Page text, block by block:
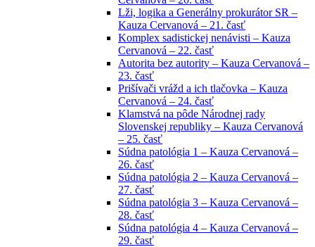
Lži, logika a Generálny prokurátor SR –
Kauza Cervanová – 21. časť
Komplex sadistickej nenávisti – Kauza
Cervanová – 22. časť
Autorita bez autority – Kauza Cervanová –
23. časť
Prišívači vrážd a ich tlačovka – Kauza
Cervanová – 24. časť
Klamstvá na pôde Národnej rady
Slovenskej republiky – Kauza Cervanová
– 25. časť
Súdna patológia 1 – Kauza Cervanová –
26. časť
Súdna patológia 2 – Kauza Cervanová –
27. časť
Súdna patológia 3 – Kauza Cervanová –
28. časť
Súdna patológia 4 – Kauza Cervanová –
29. časť